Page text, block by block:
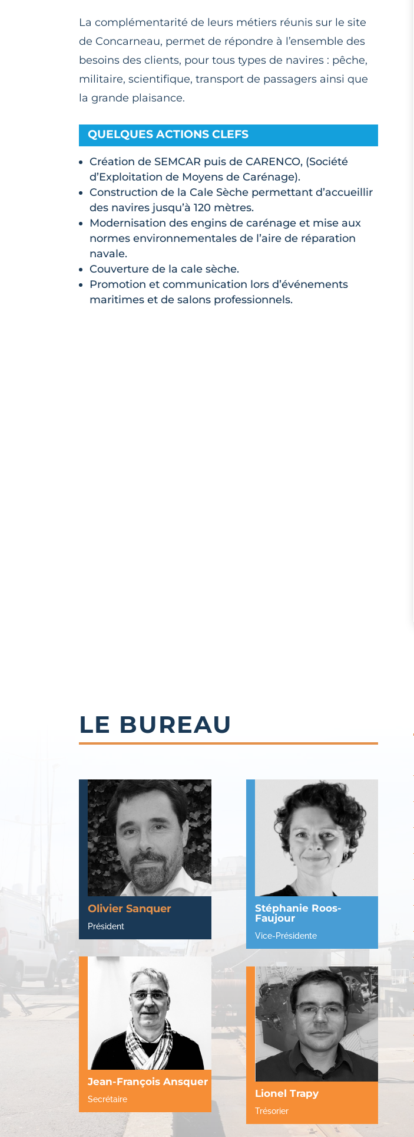
La complémentarité de leurs métiers réunis sur le site
de Concarneau, permet de répondre à l’ensemble des
besoins des clients, pour tous types de navires : pêche,
militaire, scientifique, transport de passagers ainsi que
la grande plaisance.
QUELQUES ACTIONS CLEFS
Création de SEMCAR puis de CARENCO, (Société
d’Exploitation de Moyens de Carénage).
Construction de la Cale Sèche permettant d’accueillir
des navires jusqu’à 120 mètres.
Modernisation des engins de carénage et mise aux
normes environnementales de l’aire de réparation
navale.
Couverture de la cale sèche.
Promotion et communication lors d’événements
maritimes et de salons professionnels.
LE BUREAU
Olivier Sanquer
Président
Jean-François Ansquer
Secrétaire
Stéphanie Roos-
Faujour
Vice-Présidente
Lionel Trapy
Trésorier